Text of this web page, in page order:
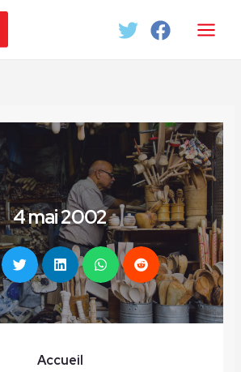
4 mai 2002
Accueil